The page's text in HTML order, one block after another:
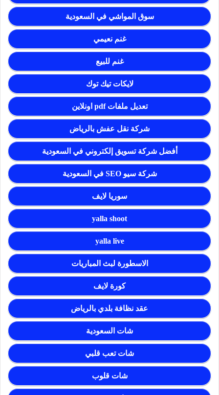
سوق المواشي في السعودية
غنم نعيمي
غنم للبيع
لايكات تيك توك
تعديل ملفات pdf اونلاين
شركة نقل عفش بالرياض
أفضل شركة تسويق إلكتروني في السعودية
شركة سيو SEO في السعودية
سوريا لايف
yalla shoot
yalla live
الاسطورة لبث المباريات
كورة لايف
عقد نظافة بلدي بالرياض
شات السعودية
شات تعب قلبي
شات قلوب